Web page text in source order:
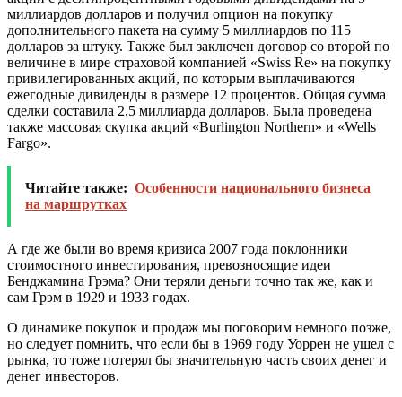
миллиардов долларов и получил опцион на покупку
дополнительного пакета на сумму 5 миллиардов по 115
долларов за штуку. Также был заключен договор со второй по
величине в мире страховой компанией «Swiss Re» на покупку
привилегированных акций, по которым выплачиваются
ежегодные дивиденды в размере 12 процентов. Общая сумма
сделки составила 2,5 миллиарда долларов. Была проведена
также массовая скупка акций «Burlington Northern» и «Wells
Fargo».
Читайте также: Особенности национального бизнеса
на маршрутках
А где же были во время кризиса 2007 года поклонники
стоимостного инвестирования, превозносящие идеи
Бенджамина Грэма? Они теряли деньги точно так же, как и
сам Грэм в 1929 и 1933 годах.
О динамике покупок и продаж мы поговорим немного позже,
но следует помнить, что если бы в 1969 году Уоррен не ушел с
рынка, то тоже потерял бы значительную часть своих денег и
денег инвесторов.